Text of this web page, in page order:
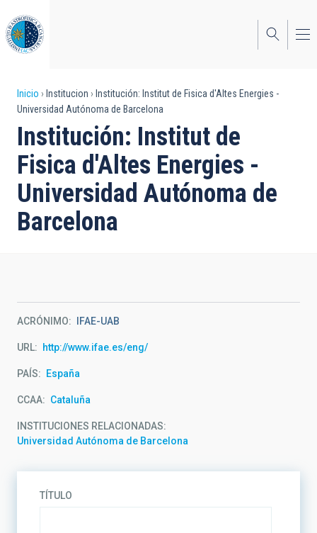
al
contenido
principal
Sobrescribir
enlaces
de
ayuda
a
la
Inicio Institucion
Institución: Institut de Fisica d'Altes Energies -
Universidad Autónoma de Barcelona
Institución: Institut de
Fisica d'Altes Energies -
Universidad Autónoma de
Barcelona
ACRÓNIMO IFAE-UAB
URL http://www.ifae.es/eng/
PAÍS España
CCAA Cataluña
INSTITUCIONES RELACIONADAS
Universidad Autónoma de Barcelona
TÍTULO